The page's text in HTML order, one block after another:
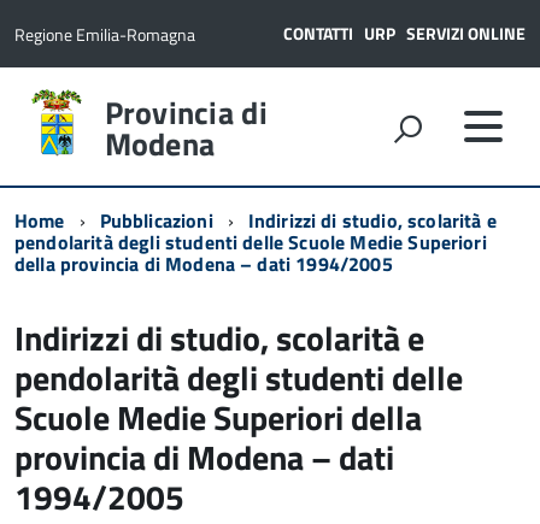
Regione Emilia-Romagna CONTATTI URP SERVIZI ONLINE
Provincia di
Modena
Home Pubblicazioni Indirizzi di studio, scolarità e
pendolarità degli studenti delle Scuole Medie Superiori
della provincia di Modena – dati 1994/2005
Indirizzi di studio, scolarità e
pendolarità degli studenti delle
Scuole Medie Superiori della
provincia di Modena – dati
1994/2005